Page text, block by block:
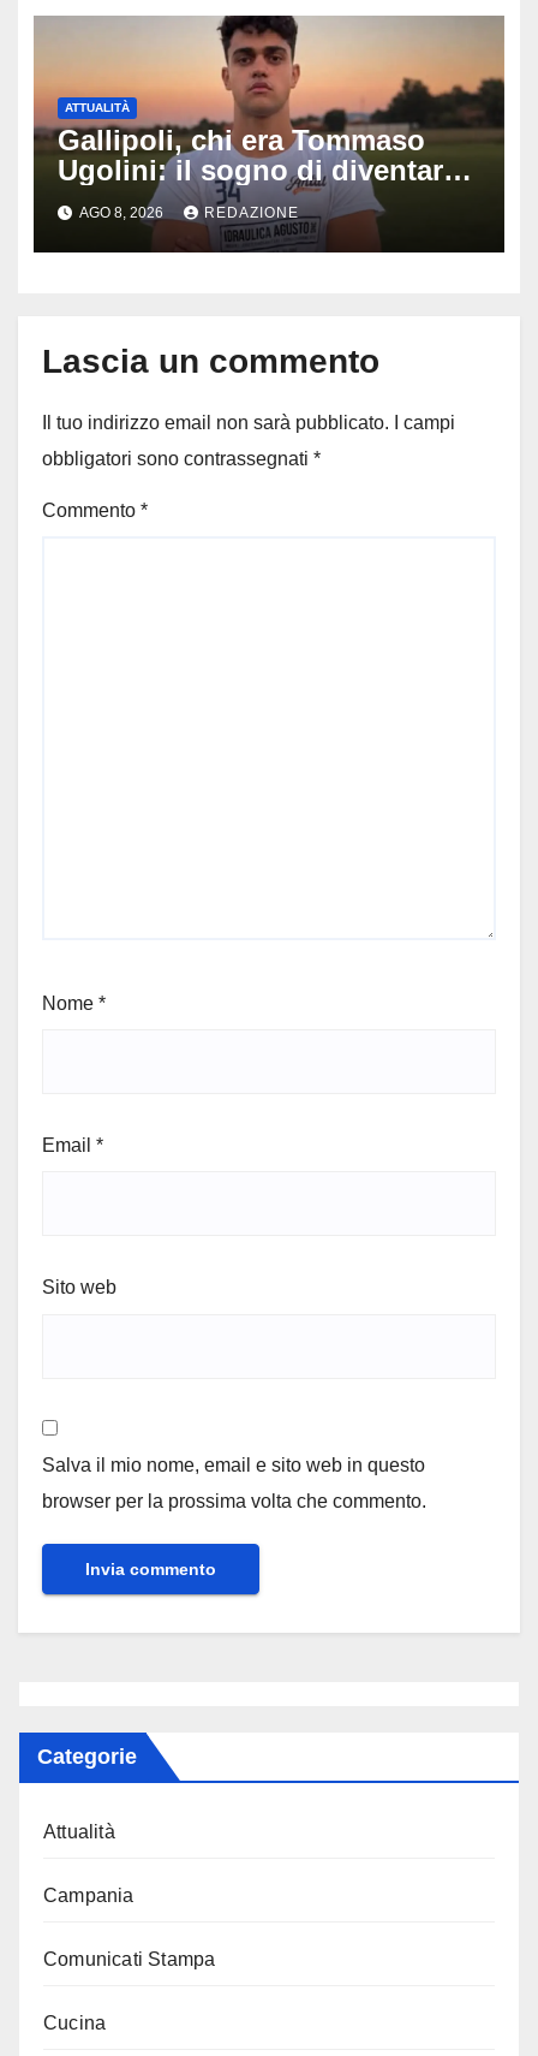
ATTUALITÀ
Gallipoli, chi era Tommaso
Ugolini: il sogno di diventare
medico e la fascia da
capitano, il dolore di Bologna
per il 19enne morto in mare
AGO 8, 2026 REDAZIONE
Lascia un commento
Il tuo indirizzo email non sarà pubblicato.
I campi
obbligatori sono contrassegnati *
Commento *
Nome *
Email *
Sito web
Salva il mio nome, email e sito web in questo
browser per la prossima volta che commento.
Categorie
Attualità
Campania
Comunicati Stampa
Cucina